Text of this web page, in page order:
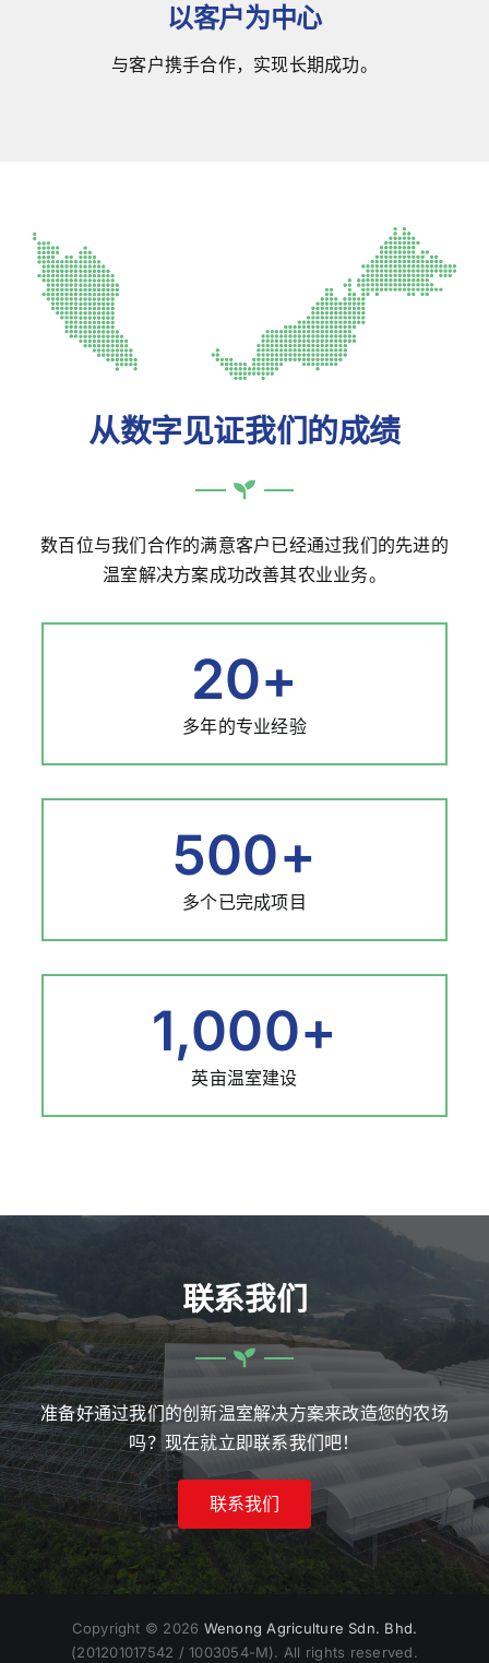
以客户为中心
与客户携手合作，实现长期成功。
从数字见证我们的成绩
数百位与我们合作的满意客户已经通过我们的先进的
温室解决方案成功改善其农业业务。
20+
多年的专业经验
500+
多个已完成项目
1,000+
英亩温室建设
联系我们
准备好通过我们的创新温室解决方案来改造您的农场
吗？现在就立即联系我们吧！
联系我们
Copyright © 2026 Wenong Agriculture Sdn. Bhd.
(201201017542 / 1003054-M). All rights reserved.